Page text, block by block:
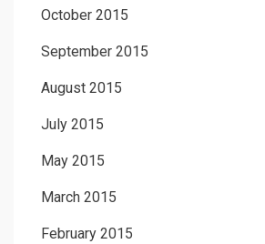
October 2015
September 2015
August 2015
July 2015
May 2015
March 2015
February 2015